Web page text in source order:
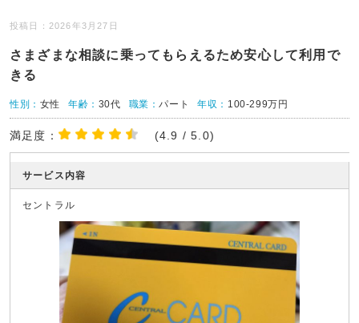
投稿日：2026年3月27日
さまざまな相談に乗ってもらえるため安心して利用で
きる
性別： 女性 年齢： 30代 職業：パート 年収： 100-299万円
満足度： (4.9 / 5.0)
サービス内容
セントラル